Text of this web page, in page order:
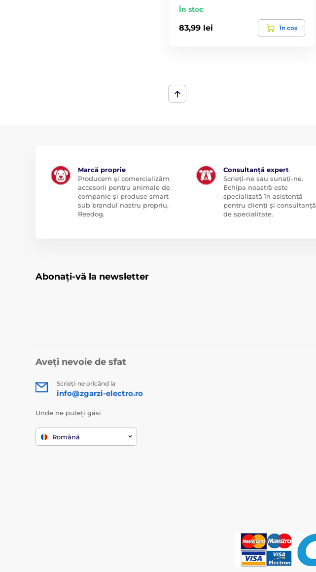
În stoc
83,99 lei În coș
Marcă proprie
Producem și comercializăm
accesorii pentru animale de
companie și produse smart
sub brandul nostru propriu,
Reedog.
Consultanță expert
Scrieți-ne sau sunați-ne.
Echipa noastră este
specializată în asistență
pentru clienți și consultanță
de specialitate.
Abonați-vă la newsletter
Aveți nevoie de sfat
Scrieți-ne oricând la
info@zgarzi-electro.ro
Unde ne puteți găsi
Română